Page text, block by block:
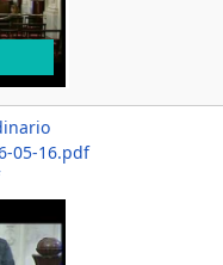
05-16.pdf